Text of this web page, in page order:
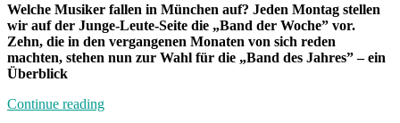
Welche Musiker fallen in München auf? Jeden Montag stellen
wir auf der Junge-Leute-Seite die „Band der Woche” vor.
Zehn, die in den vergangenen Monaten von sich reden
machten, stehen nun zur Wahl für die „Band des Jahres” – ein
Überblick
Continue reading„Verliebt